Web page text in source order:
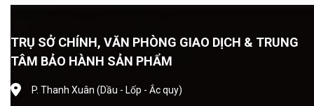
TRỤ SỞ CHÍNH, VĂN PHÒNG GIAO DỊCH & TRUNG
TÂM BẢO HÀNH SẢN PHẨM
P. Thanh Xuân (Dầu - Lốp - Ắc quy)